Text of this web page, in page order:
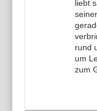
liebt
rund
um
zum